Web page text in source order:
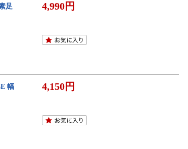
足
4,990円
幅
4,150円